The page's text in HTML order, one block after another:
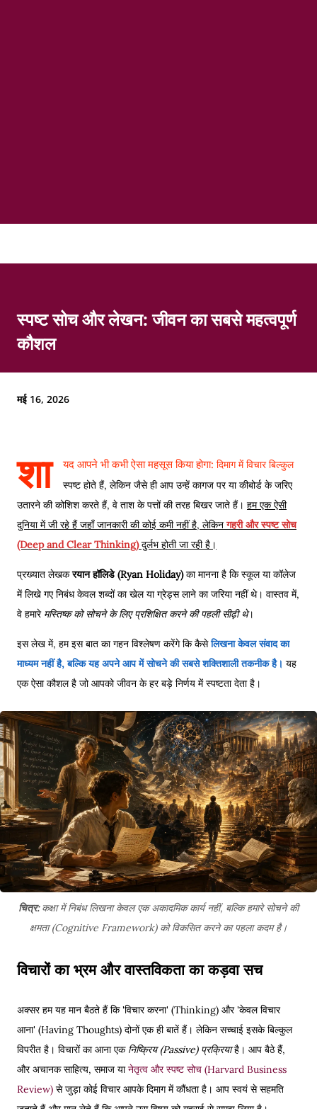
स्पष्ट सोच और लेखन: जीवन का सबसे महत्वपूर्ण
कौशल
मई 16, 2026
शा यद आपने भी कभी ऐसा महसूस किया होगा: दिमाग में विचार बिल्कुल
स्पष्ट होते हैं, लेकिन जैसे ही आप उन्हें कागज पर या कीबोर्ड के जरिए
उतारने की कोशिश करते हैं, वे ताश के पत्तों की तरह बिखर जाते हैं। हम एक ऐसी
दुनिया में जी रहे हैं जहाँ जानकारी की कोई कमी नहीं है, लेकिनगहरी और स्पष्ट सोच
(Deep and Clear Thinking)दुर्लभ होती जा रही है।
प्रख्यात लेखकरयान हॉलिडे (Ryan Holiday)का मानना है कि स्कूल या कॉलेज
में लिखे गए निबंध केवल शब्दों का खेल या ग्रेड्स लाने का जरिया नहीं थे। वास्तव में,
वे हमारे मस्तिष्क को सोचने के लिए प्रशिक्षित करने की पहली सीढ़ी थे।
इस लेख में, हम इस बात का गहन विश्लेषण करेंगे कि कैसेलिखना केवल संवाद का
माध्यम नहीं है, बल्कि यह अपने आप में सोचने की सबसे शक्तिशाली तकनीक है। यह
एक ऐसा कौशल है जो आपको जीवन के हर बड़े निर्णय में स्पष्टता देता है।
चित्र:कक्षा में निबंध लिखना केवल एक अकादमिक कार्य नहीं, बल्कि हमारे सोचने की
क्षमता (Cognitive Framework) को विकसित करने का पहला कदम है।
विचारों का भ्रम और वास्तविकता का कड़वा सच
अक्सर हम यह मान बैठते हैं कि 'विचार करना' (Thinking) और 'केवल विचार
आना' (Having Thoughts) दोनों एक ही बातें हैं। लेकिन सच्चाई इसके बिल्कुल
विपरीत है। विचारों का आना एक निष्क्रिय (Passive) प्रक्रियाहै। आप बैठे हैं,
और अचानक साहित्य, समाज यानेतृत्व और स्पष्ट सोच (Harvard Business
Review) से जुड़ा कोई विचार आपके दिमाग में कौंधता है। आप स्वयं से सहमति